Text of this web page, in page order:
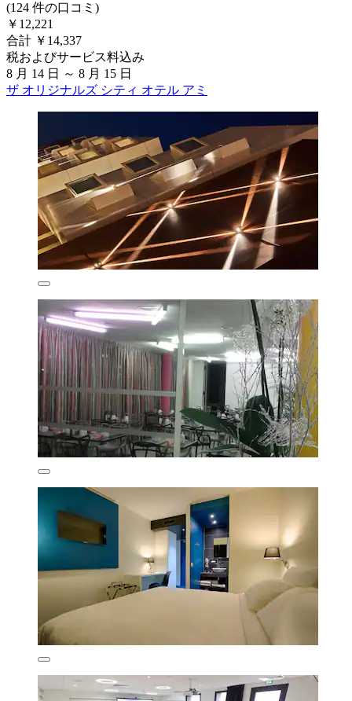
(124 件の口コミ)
￥12,221
合計 ￥14,337
税およびサービス料込み
8 月 14 日 ～ 8 月 15 日
ザ オリジナルズ シティ オテル アミ